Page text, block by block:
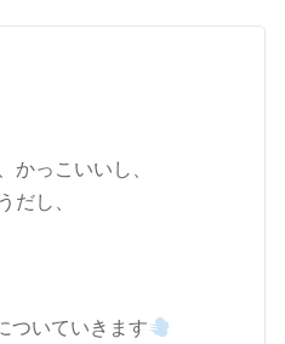
かっこいいし、
だし、
いていきます